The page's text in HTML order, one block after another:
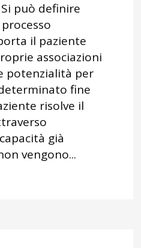
può definire
il paziente
associazioni
potenzialità per
fine
risolve il
già
vengono...